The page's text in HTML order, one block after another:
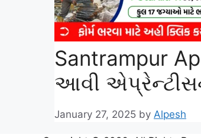
Santrampur
આવી
January 27, 2025 by Alpesh